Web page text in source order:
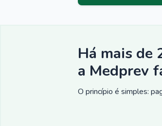
Há mais de
a Medprev
O princípio é simples: